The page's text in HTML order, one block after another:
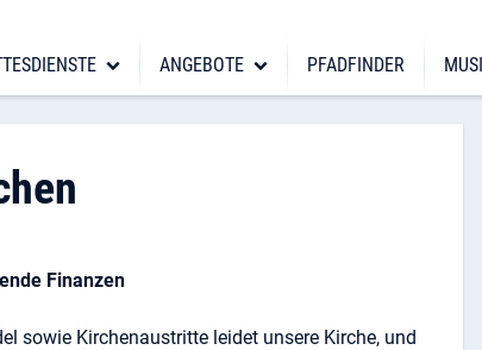
ANGEBOTE
Angebote
PFADFINDER
Musik
Wir arbeiten hier!
Finanzen
sowie Kirchenaustritte leidet unsere Kirche, und